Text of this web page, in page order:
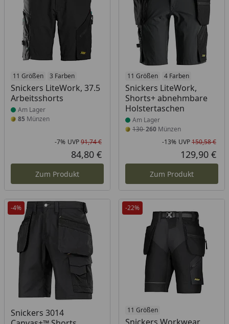
11 Größen 3 Farben
Snickers LiteWork, 37.5
Arbeitsshorts
Produkt am Lager
Am Lager
85 Münzen
Rabatt in Prozent
-7%
Ursprünglicher Preis
UVP91,74 €
Aktueller Preis
84,80 €
Zum Produkt
11 Größen 4 Farben
Snickers LiteWork,
Shorts+ abnehmbare
Holstertaschen
Produkt am Lager
Am Lager
130260Münzen
-13% UVP150,58 €
129,90 €
Zum Produkt
-4%
Snickers 3014
Produkt am Lager
-22%
11 Größen